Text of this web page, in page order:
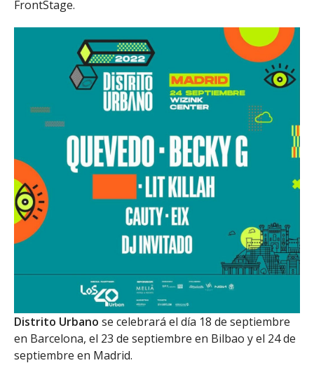
FrontStage.
Distrito Urbano se celebrará el día 18 de septiembre
en Barcelona, el 23 de septiembre en Bilbao y el 24 de
septiembre en Madrid.